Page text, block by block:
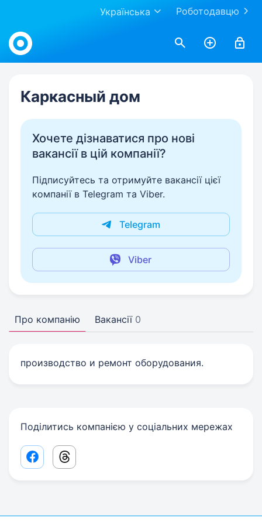
Роботодавцю
Українська
Work.ua
Каркасный дом
Хочете дізнаватися про нові
вакансії в цій компанії?
Підписуйтесь та отримуйте вакансії цієї
компанії в Telegram та Viber.
Telegram
Viber
Про компанію Вакансії 0
производство и ремонт оборудования.
Поділитись компанією у соціальних мережах
Facebook share link
Threads share link